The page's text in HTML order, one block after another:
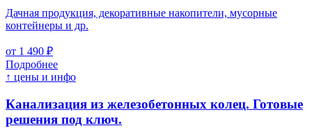
Дачная продукция, декоративные накопители, мусорные
контейнеры и др.
от 1 490 ₽
Подробнее
↑ цены и инфо
Канализация из железобетонных колец. Готовые
решения под ключ.